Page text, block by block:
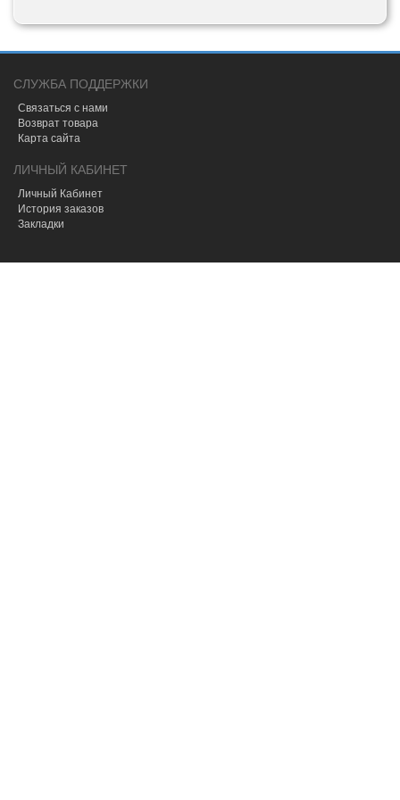
руля
эксплуатации:
СЛУЖБА ПОДДЕРЖКИ
Связаться с нами
Возврат товара
Карта сайта
ЛИЧНЫЙ КАБИНЕТ
Личный Кабинет
История заказов
Закладки